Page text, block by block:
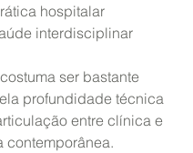
prática hospitalar
saúde interdisciplinar
ser bastante
profundidade técnica
entre clínica e
contemporânea.